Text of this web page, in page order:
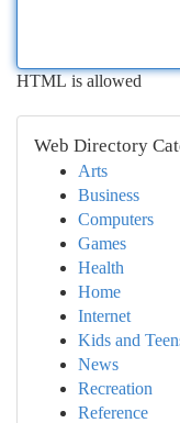
HTML is allowed
Web Directory
Arts
Business
Computers
Games
Health
Home
Internet
Kids and
News
Recreation
Reference